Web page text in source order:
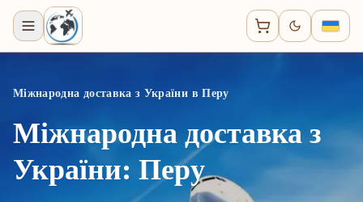
Міжнародна доставка з України в Перу
Міжнародна доставка з
України: Перу